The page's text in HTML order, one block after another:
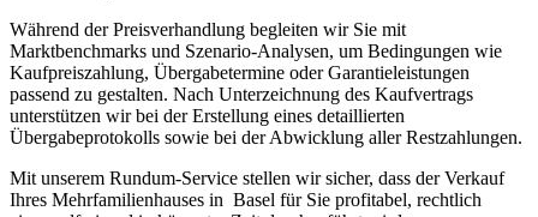
Während der Preisverhandlung begleiten wir Sie mit
Marktbenchmarks und Szenario-Analysen, um Bedingungen wie
Kaufpreiszahlung, Übergabetermine oder Garantieleistungen
passend zu gestalten. Nach Unterzeichnung des Kaufvertrags
unterstützen wir bei der Erstellung eines detaillierten
Übergabeprotokolls sowie bei der Abwicklung aller Restzahlungen.
Mit unserem Rundum-Service stellen wir sicher, dass der Verkauf
Ihres Mehrfamilienhauses in Basel für Sie profitabel, rechtlich